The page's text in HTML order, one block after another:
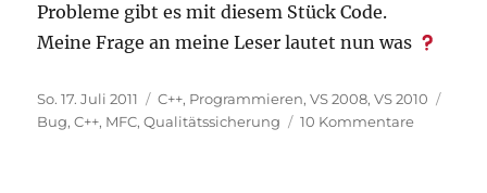
Probleme gibt es mit diesem Stück Code.
Meine Frage an meine Leser lautet nun was
Veröffentlicht
am
So. 17. Juli 2011 Kategorien
C++, Programmieren,VS 2008,VS 2010
Bug,C++, MFC,Qualitätssicherung 10 Kommentarezu